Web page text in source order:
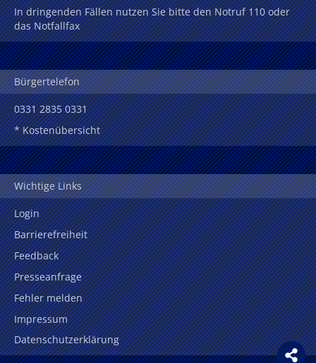
In dringenden Fällen nutzen Sie bitte den Notruf 110 oder
das Notfallfax
Bürgertelefon
0331 2835 0331
* Kostenübersicht
Wichtige Links
Login
Barrierefreiheit
Feedback
Presseanfrage
Fehler melden
Impressum
Datenschutzerklärung